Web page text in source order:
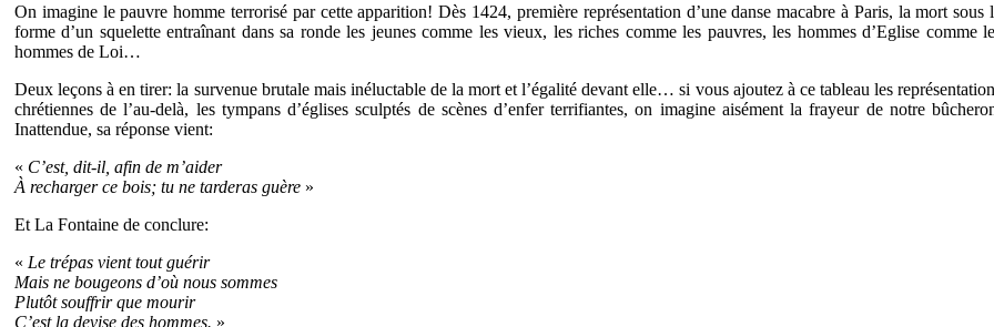
On imagine le pauvre homme terrorisé par cette apparition! Dès 1424, première représentation d’une danse macabre à Paris, la mort sous
forme d’un squelette entraînant dans sa ronde les jeunes comme les vieux, les riches comme les pauvres, les hommes d’Eglise comme
hommes de Loi…
Deux leçons à en tirer: la survenue brutale mais inéluctable de la mort et l’égalité devant elle… si vous ajoutez à ce tableau les
chrétiennes de l’au-delà, les tympans d’églises sculptés de scènes d’enfer terrifiantes, on imagine aisément la frayeur de notre
Inattendue, sa réponse vient:
« C’est, dit-il, afin de m’aider
À recharger ce bois; tu ne tarderas guère »
Et La Fontaine de conclure:
« Le trépas vient tout guérir
Mais ne bougeons d’où nous sommes
Plutôt souffrir que mourir
C’est la devise des hommes. »